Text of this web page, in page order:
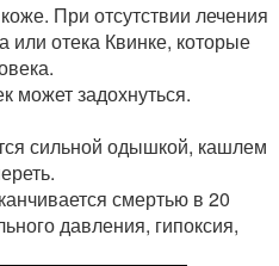
При отсутствии лечения
или отека Квинке, которые
может задохнуться.
сильной одышкой, кашлем
смертью в 20
давления, гипоксия,